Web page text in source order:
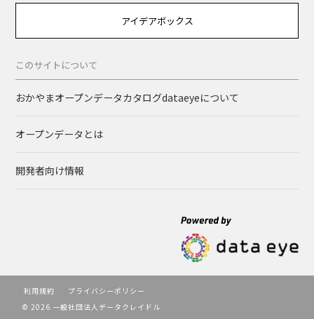
アイデアボックス
このサイトについて
おかやまオープンデータカタログdataeyeについて
オープンデータとは
開発者向け情報
利用規約
プライバシーポリシー
© 2026 一般社団法人データクレイドル